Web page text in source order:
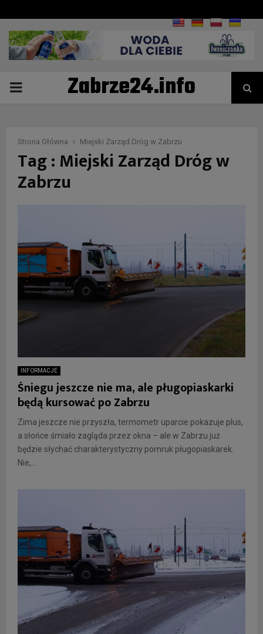
PRIMARYZabrze24.info
Strona Główna Miejski Zarząd Dróg w Zabrzu
Tag : Miejski Zarząd Dróg w
Zabrzu
INFORMACJE
Śniegu jeszcze nie ma, ale pługopiaskarki
będą kursować po Zabrzu
Zima jeszcze nie przyszła, termometr uparcie pokazuje plus,
a słońce śmiało zagląda przez okna – ale w Zabrzu już
będzie słychać charakterystyczny pomruk pługopiaskarek.
Nie,...